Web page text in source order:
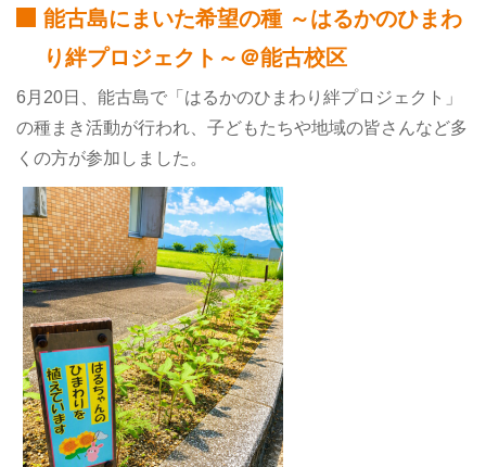
能古島にまいた希望の種 ～はるかのひまわ
り絆プロジェクト～＠能古校区
6月20日、能古島で「はるかのひまわり絆プロジェクト」
の種まき活動が行われ、子どもたちや地域の皆さんなど多
くの方が参加しました。